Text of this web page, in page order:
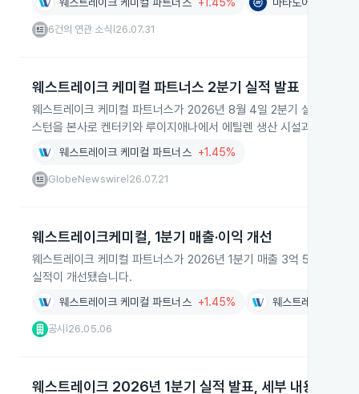
6건의 연관 소식 26.07.31
웨스트레이크 케미컬 파트너스 2분기 실적 발표
웨스트레이크 케미컬 파트너스가 2026년 8월 4일 2분기 실적을 발
스턴을 본사로 켄터키와 루이지애나에서 에틸렌 생산 시설과 파이프
웨스트레이크 케미컬 파트너스 +1.45%
GlobeNewswire 26.07.21
웨스트레이크케미컬, 1분기 매출·이익 개선
웨스트레이크 케미컬 파트너스가 2026년 1분기 매출 3억 570만 달
실적이 개선됐습니다.
웨스트레이크 케미컬 파트너스 +1.45% 웨스트레이크
공시 26.05.06
웨스트레이크 2026년 1분기 실적 발표, 세부 내용 미공개